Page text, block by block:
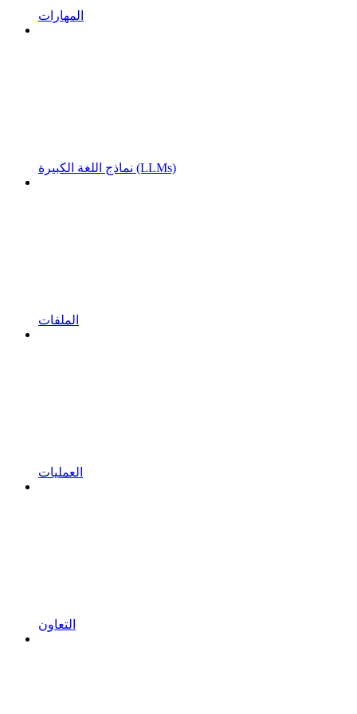
المهارات
نماذج اللغة الكبيرة (LLMs)
الملفات
العمليات
التعاون